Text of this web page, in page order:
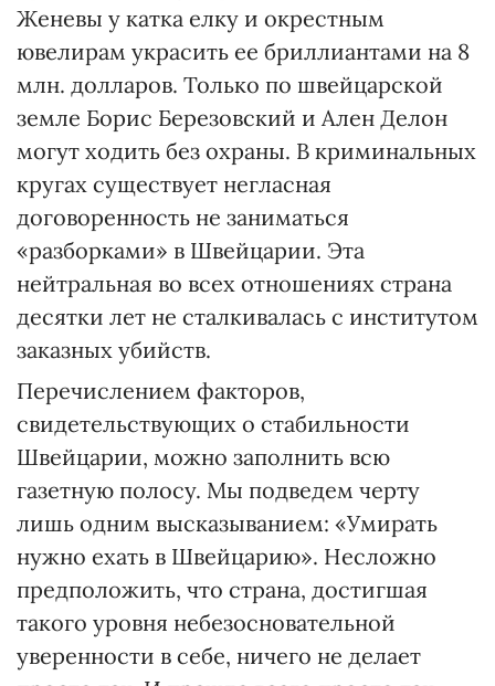
Женевы у катка елку и окрестным
ювелирам украсить ее бриллиантами на 8
млн. долларов. Только по швейцарской
земле Борис Березовский и Ален Делон
могут ходить без охраны. В криминальных
кругах существует негласная
договоренность не заниматься
«разборками» в Швейцарии. Эта
нейтральная во всех отношениях страна
десятки лет не сталкивалась с институтом
заказных убийств.
Перечислением факторов,
свидетельствующих о стабильности
Швейцарии, можно заполнить всю
газетную полосу. Мы подведем черту
лишь одним высказыванием: «Умирать
нужно ехать в Швейцарию». Несложно
предположить, что страна, достигшая
такого уровня небезосновательной
уверенности в себе, ничего не делает